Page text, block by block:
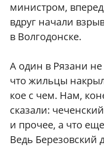
министром,
вдруг начали
в Волгодонске.
А один в Рязани
что жильцы
кое с чем. Нам,
сказали:
и прочее, а что
Ведь